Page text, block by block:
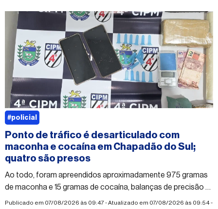
Ponto de tráfico é desarticulado com
maconha e cocaína em Chapadão do Sul;
quatro são presos
Ao todo, foram apreendidos aproximadamente 975 gramas
de maconha e 15 gramas de cocaína, balanças de precisão e
dinheiro
Publicado em 07/08/2026 às 09:47 - Atualizado em 07/08/2026 às 09:54 -
#policial